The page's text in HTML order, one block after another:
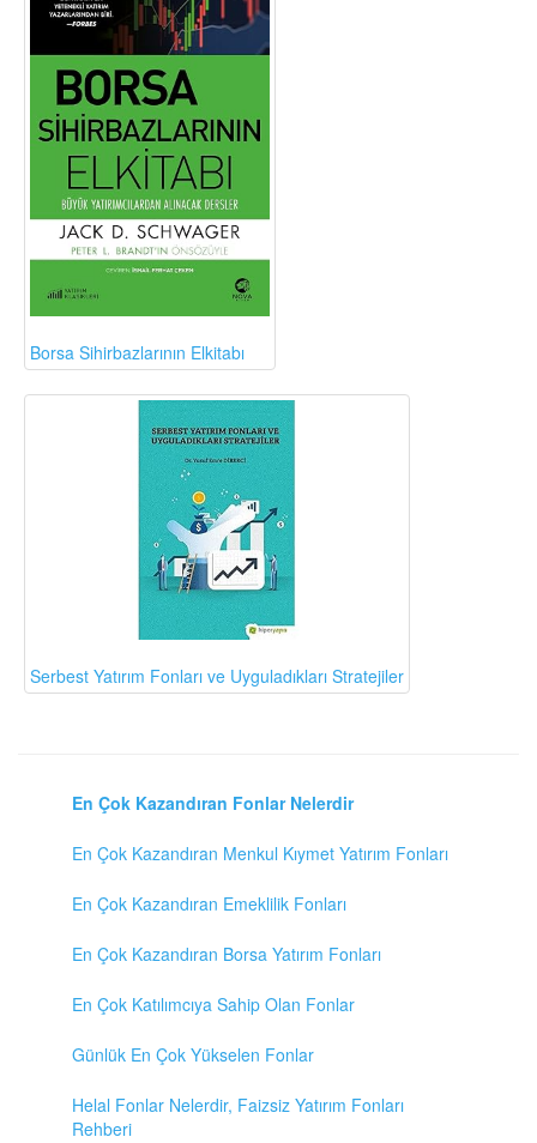
Borsa Sihirbazlarının Elkitabı
Serbest Yatırım Fonları ve Uyguladıkları Stratejiler
En Çok Kazandıran Fonlar Nelerdir
En Çok Kazandıran Menkul Kıymet Yatırım Fonları
En Çok Kazandıran Emeklilik Fonları
En Çok Kazandıran Borsa Yatırım Fonları
En Çok Katılımcıya Sahip Olan Fonlar
Günlük En Çok Yükselen Fonlar
Helal Fonlar Nelerdir, Faizsiz Yatırım Fonları
Rehberi